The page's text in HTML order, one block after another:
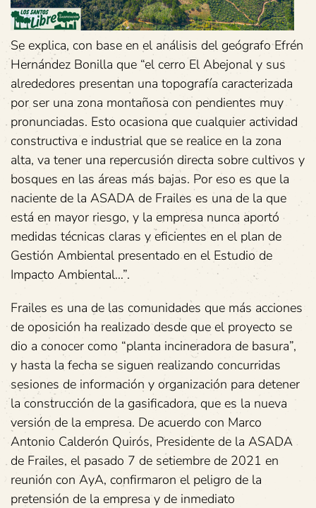
Se explica, con base en el análisis del geógrafo Efrén
Hernández Bonilla que “el cerro El Abejonal y sus
alrededores presentan una topografía caracterizada
por ser una zona montañosa con pendientes muy
pronunciadas. Esto ocasiona que cualquier actividad
constructiva e industrial que se realice en la zona
alta, va tener una repercusión directa sobre cultivos y
bosques en las áreas más bajas. Por eso es que la
naciente de la ASADA de Frailes es una de la que
está en mayor riesgo, y la empresa nunca aportó
medidas técnicas claras y eficientes en el plan de
Gestión Ambiental presentado en el Estudio de
Impacto Ambiental…”.
Frailes es una de las comunidades que más acciones
de oposición ha realizado desde que el proyecto se
dio a conocer como “planta incineradora de basura”,
y hasta la fecha se siguen realizando concurridas
sesiones de información y organización para detener
la construcción de la gasificadora, que es la nueva
versión de la empresa. De acuerdo con Marco
Antonio Calderón Quirós, Presidente de la ASADA
de Frailes, el pasado 7 de setiembre de 2021 en
reunión con AyA, confirmaron el peligro de la
pretensión de la empresa y de inmediato